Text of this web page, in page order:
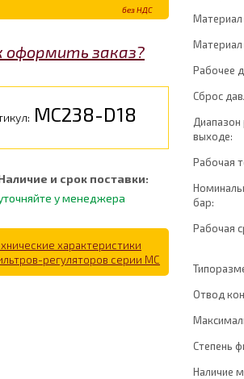
без НДС
оформить заказ?
MC238-D18
и срок поставки:
у менеджера
характеристики
регуляторов серии MC
Материал
Рабочее
Сброс
Диапазон
выходе:
Рабочая
бар:
Рабочая
Отвод
Степень
Наличие